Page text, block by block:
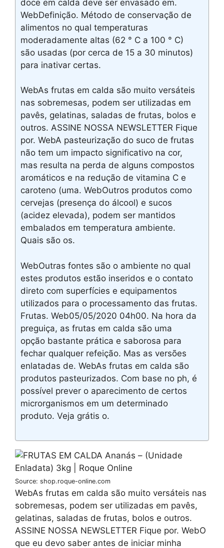
doce em calda deve ser envasado em.
WebDefinição. Método de conservação de
alimentos no qual temperaturas
moderadamente altas (62 ° C a 100 ° C)
são usadas (por cerca de 15 a 30 minutos)
para inativar certas.
WebAs frutas em calda são muito versáteis
nas sobremesas, podem ser utilizadas em
pavês, gelatinas, saladas de frutas, bolos e
outros. ASSINE NOSSA NEWSLETTER Fique
por. WebA pasteurização do suco de frutas
não tem um impacto significativo na cor,
mas resulta na perda de alguns compostos
aromáticos e na redução de vitamina C e
caroteno (uma. WebOutros produtos como
cervejas (presença do álcool) e sucos
(acidez elevada), podem ser mantidos
embalados em temperatura ambiente.
Quais são os.
WebOutras fontes são o ambiente no qual
estes produtos estão inseridos e o contato
direto com superfícies e equipamentos
utilizados para o processamento das frutas.
Frutas. Web05/05/2020 04h00. Na hora da
preguiça, as frutas em calda são uma
opção bastante prática e saborosa para
fechar qualquer refeição. Mas as versões
enlatadas de. WebAs frutas em calda são
produtos pasteurizados. Com base no ph, é
possível prever o aparecimento de certos
microrganismos em um determinado
produto. Veja grátis o.
Source: shop.roque-online.com
WebAs frutas em calda são muito versáteis nas
sobremesas, podem ser utilizadas em pavês,
gelatinas, saladas de frutas, bolos e outros.
ASSINE NOSSA NEWSLETTER Fique por. WebO
que eu devo saber antes de iniciar minha